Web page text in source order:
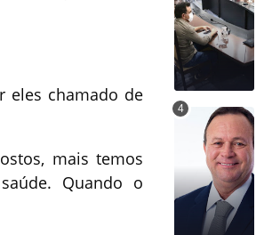
eles chamado de
mais temos
Quando o